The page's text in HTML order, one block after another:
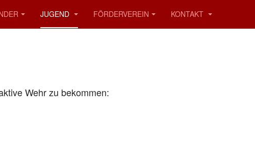
JUGEND FÖRDERVEREIN KONTAKT
Wehr zu bekommen: